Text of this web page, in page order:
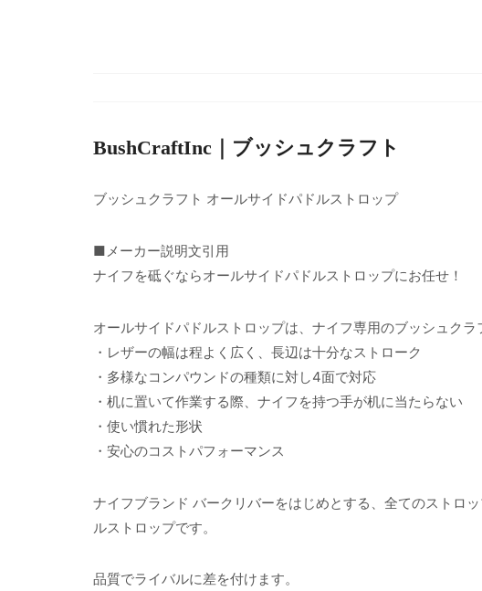
BushCraftInc｜ブッシュクラフト
ブッシュクラフト オールサイドパドルストロップ
■メーカー説明文引用
ナイフを砥ぐならオールサイドパドルストロップにお任せ！
オールサイドパドルストロップは、ナイフ専用のブッシュクラ
・レザーの幅は程よく広く、長辺は十分なストローク
・多様なコンパウンドの種類に対し4面で対応
・机に置いて作業する際、ナイフを持つ手が机に当たらない
・使い慣れた形状
・安心のコストパフォーマンス
ナイフブランド バークリバーをはじめとする、全てのストロ
ルストロップです。
品質でライバルに差を付けます。